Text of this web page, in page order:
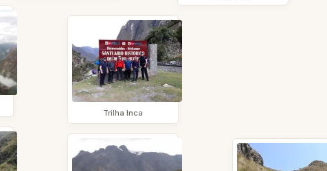
Trilha Inca